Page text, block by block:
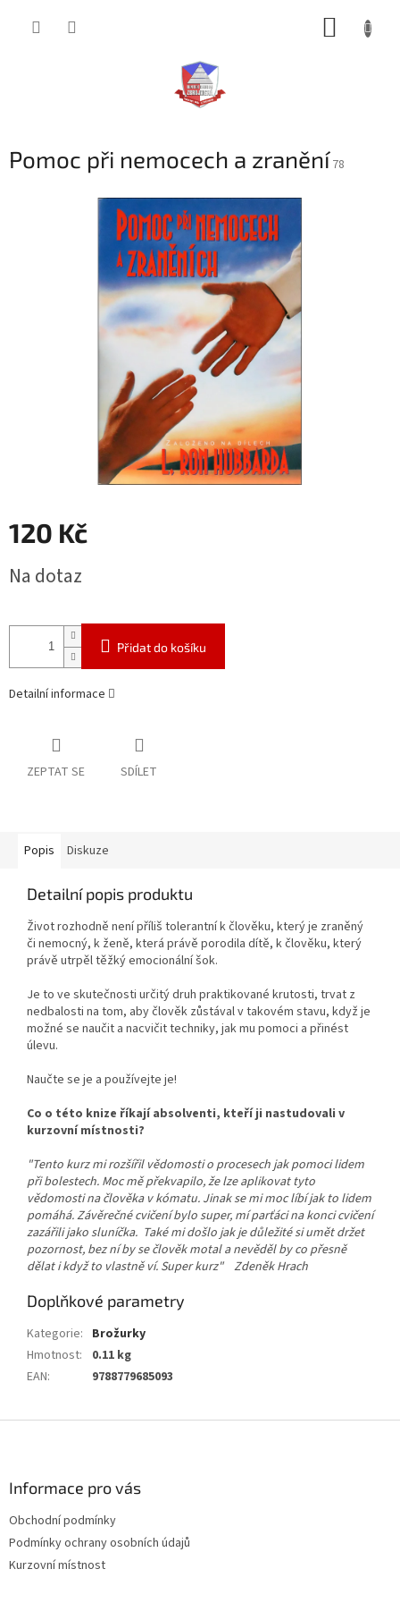
Pomoc při nemocech a zranění 78
120 Kč
cena:
Na dotaz
Přidat do košíku
Detailní informace
ZEPTAT SE SDÍLET
Popis Diskuze
Detailní popis produktu
Život rozhodně není příliš tolerantní k člověku, který je zraněný
či nemocný, k ženě, která právě porodila dítě, k člověku, který
právě utrpěl těžký emocionální šok.
Je to ve skutečnosti určitý druh praktikované krutosti, trvat z
nedbalosti na tom, aby člověk zůstával v takovém stavu, když je
možné se naučit a nacvičit techniky, jak mu pomoci a přinést
úlevu.
Naučte se je a používejte je!
Co o této knize říkají absolventi, kteří ji nastudovali v
kurzovní místnosti?
"Tento kurz mi rozšířil vědomosti o procesech jak pomoci lidem
při bolestech. Moc mě překvapilo, že lze aplikovat tyto
vědomosti na člověka v kómatu. Jinak se mi moc líbí jak to lidem
pomáhá. Závěrečné cvičení bylo super, mí parťáci na konci cvičení
zazářili jako sluníčka. Také mi došlo jak je důležité si umět držet
pozornost, bez ní by se člověk motal a nevěděl by co přesně
dělat i když to vlastně ví. Super kurz" Zdeněk Hrach
Doplňkové parametry
Kategorie: Brožurky
Hmotnost:
0.11 kg
EAN: 9788779685093
Informace pro vás
Obchodní podmínky
Podmínky ochrany osobních údajů
Kurzovní místnost